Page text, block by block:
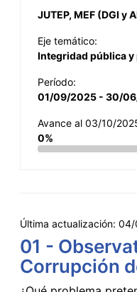
JUTEP, MEF (DGI y
Eje temático:
Integridad pública
Período:
01/09/2025 - 30/
Avance al 03/10/
0%
Última actualización: 04/
01 -
Corrupción